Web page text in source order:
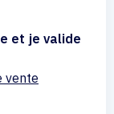
et je valide
vente